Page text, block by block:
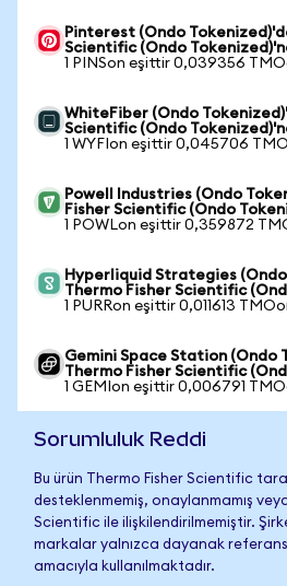
Pinterest (Ondo
Scientific (Ondo
1 PINSon eşittir 0,039356
WhiteFiber (Ondo
Scientific (Ondo
1 WYFIon eşittir 0,045706
Powell Industries (Ondo
Fisher Scientific (Ondo
1 POWLon eşittir 0,359872
Hyperliquid Strategies
Thermo Fisher Scientific
1 PURRon eşittir 0,011613
Gemini Space Station (Ondo
Thermo Fisher Scientific
1 GEMIon eşittir 0,006791
Sorumluluk Reddi
Bu ürün Thermo Fisher Scientific
desteklenmemiş, onaylanmamış
Scientific ile ilişkilendirilmemiştir.
markalar yalnızca dayanak referans
amacıyla kullanılmaktadır.